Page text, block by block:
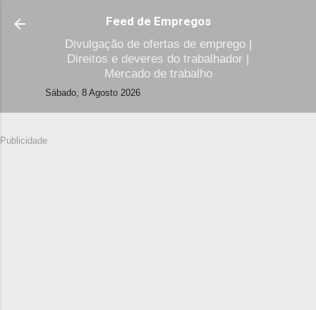
Avançar para o conteúdo principal
Feed de Empregos
Divulgação de ofertas de emprego |
Direitos e deveres do trabalhador |
Mercado de trabalho
Sábado, 8 Agosto 2026
Publicidade